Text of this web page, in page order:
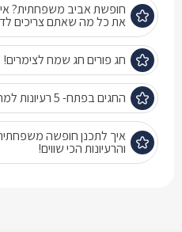
חופשת אביב משפחתית?
את כל מה שאתם צריכים
חג פורים חג שמח לצימרים!
החגים בפתח- 5 רעיונות למה עושים בחופש
איך לתכנן חופשה
והרעיונות הכי שווים!